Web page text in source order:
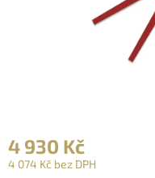
4 930 Kč
4 074 Kč bez DPH